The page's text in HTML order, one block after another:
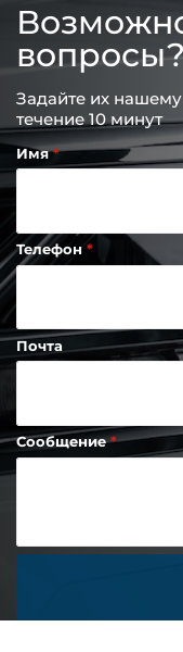
Задайте их
течение 10 минут
Имя
Телефон
Почта
Сообщение